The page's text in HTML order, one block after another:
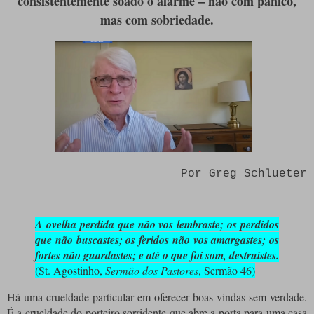
mas com sobriedade.
Por Greg Schlueter
A ovelha perdida que não vos lembraste; os perdidos
que não buscastes; os feridos não vos amargastes; os
fortes não guardastes; e até o que foi som, destruístes.
(St. Agostinho, Sermão dos Pastores, Sermão 46)
Há uma crueldade particular em oferecer boas-vindas sem verdade.